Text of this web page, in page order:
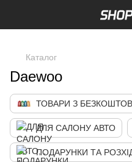
Каталог
Daewoo
ТОВАРИ З
ДЛЯ САЛОНУ АВТО
ПОДАРУНКИ ТА